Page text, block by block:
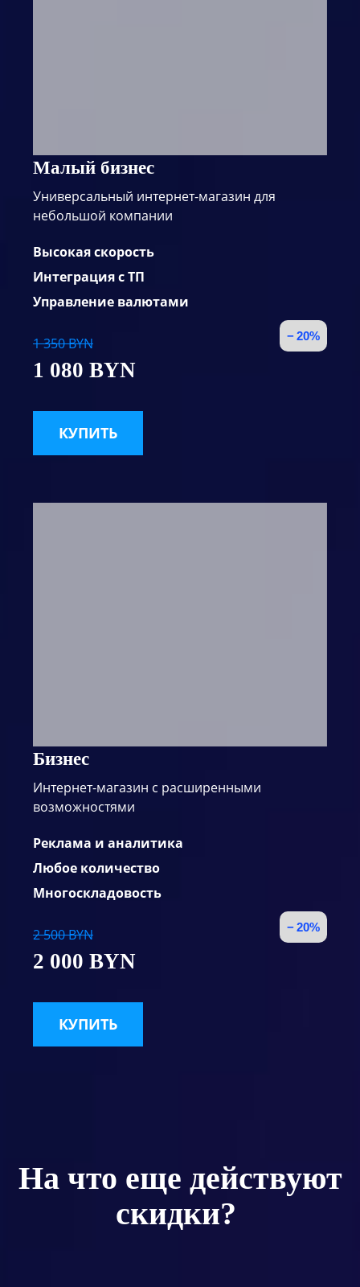
Малый бизнес
Универсальный интернет-магазин для
небольшой компании
Высокая скорость
Интеграция с ТП
Управление валютами
1 350 BYN − 20%
1 080 BYN
КУПИТЬ
Бизнес
Интернет-магазин с расширенными
возможностями
Реклама и аналитика
Любое количество
Многоскладовость
2 500 BYN − 20%
2 000 BYN
КУПИТЬ
На что еще действуют
скидки?